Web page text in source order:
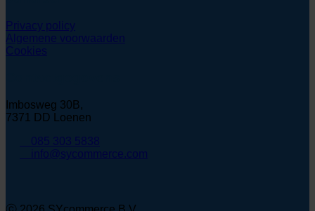
Privacy policy
Algemene voorwaarden
Cookies
Imbosweg 30B,
7371 DD Loenen
085 303 5838
info@sycommerce.com